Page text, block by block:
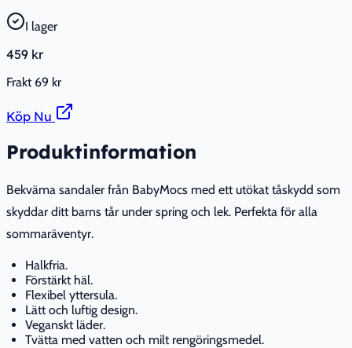
I lager
459 kr
Frakt 69 kr
Köp Nu
Produktinformation
Bekväma sandaler från BabyMocs med ett utökat tåskydd som
skyddar ditt barns tår under spring och lek. Perfekta för alla
sommaräventyr.
Halkfria.
Förstärkt häl.
Flexibel yttersula.
Lätt och luftig design.
Veganskt läder.
Tvätta med vatten och milt rengöringsmedel.